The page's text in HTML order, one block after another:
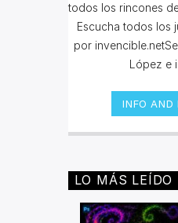
todos los rincones
Escucha todos los
por
López e
INFO AND
LO MÁS LEÍDO